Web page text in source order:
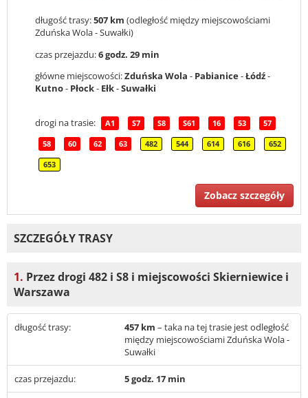
długość trasy:507 km (odległość między miejscowościami
Zduńska Wola - Suwałki)
czas przejazdu:6 godz. 29 min
główne miejscowości:Zduńska Wola - Pabianice-Łódź-
Kutno- Płock- Ełk-Suwałki
drogi na trasie: A1 S7 S8 S61 16 53 57
58 60 62 63 482 544 614 616 652
653
Zobacz szczegóły
SZCZEGÓŁY TRASY
1. Przez drogi 482 i S8 i miejscowości Skierniewice i
Warszawa
długość trasy: 457 km – taka na tej trasie jest odległość
między miejscowościami Zduńska Wola -
Suwałki
czas przejazdu: 5 godz. 17 min